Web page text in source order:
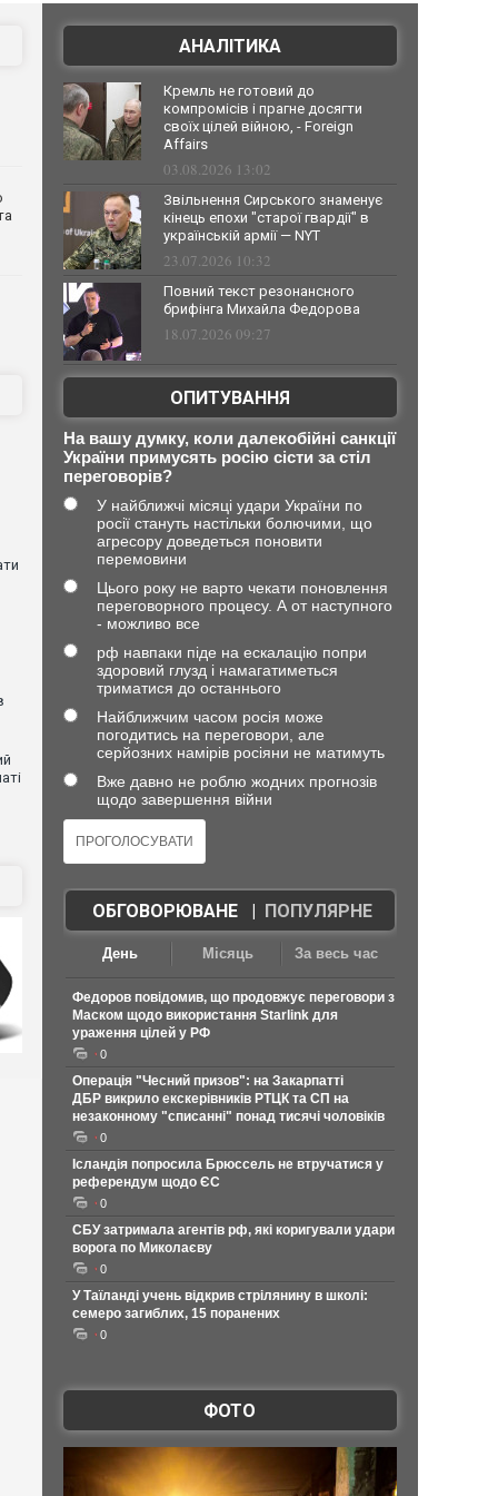
АНАЛІТИКА
Кремль не готовий до
компромісів і прагне досягти
своїх цілей війною, - Foreign
Affairs
03.08.2026 13:02
Звільнення Сирського знаменує
кінець епохи "старої гвардії" в
українській армії — NYT
23.07.2026 10:32
Повний текст резонансного
брифінга Михайла Федорова
18.07.2026 09:27
ОПИТУВАННЯ
На вашу думку, коли далекобійні санкції
України примусять росію сісти за стіл
переговорів?
У найближчі місяці удари України по
росії стануть настільки болючими, що
агресору доведеться поновити
перемовини
Цього року не варто чекати поновлення
переговорного процесу. А от наступного
- можливо все
рф навпаки піде на ескалацію попри
здоровий глузд і намагатиметься
триматися до останнього
Найближчим часом росія може
погодитись на переговори, але
серйозних намірів росіяни не матимуть
Вже давно не роблю жодних прогнозів
щодо завершення війни
ОБГОВОРЮВАНЕ| ПОПУЛЯРНЕ
День Місяць За весь час
Федоров повідомив, що продовжує переговори з
Маском щодо використання Starlink для
ураження цілей у РФ
0
Операція "Чесний призов": на Закарпатті
ДБР викрило екскерівників РТЦК та СП на
незаконному "списанні" понад тисячі чоловіків
0
Ісландія попросила Брюссель не втручатися у
референдум щодо ЄС
0
СБУ затримала агентів рф, які коригували удари
ворога по Миколаєву
0
У Таїланді учень відкрив стрілянину в школі:
семеро загиблих, 15 поранених
0
ФОТО